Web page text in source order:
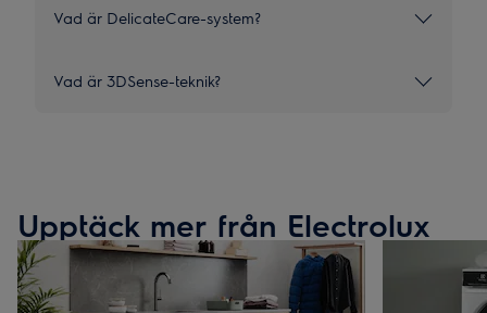
Vad är DelicateCare-system?
Vad är 3DSense-teknik?
Upptäck mer från Electrolux